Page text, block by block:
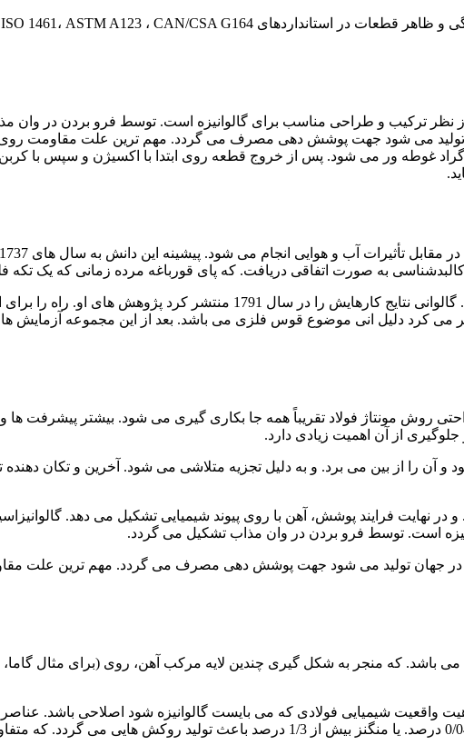
ترکیب و طراحی مناسب برای گالوانیزه است. توسط فرو بردن در وان
بیشتر رویی که در جهان تولید می شود جهت پوشش دهی مصرف می گردد. مهم ترین علت
مورد نظر در وان مذاب روی. با دمای حدود 460 درجه سانتی گراد غوطه ور می شود. پس از خروج قطعه روی ابتدا با
او از این طریق دریافت که فلزات بر روی موجودات زنده اثر الکتروشیمیایی ایجاد می نمایند. گالوانی نتایج
فکر می کرد دلیل انی موضوع قوس فلزی می باشد. بعد از این مجموعه آزمایش
روش مونتاژ فولاد تقریباً همه جا بکاری گیری می شود. بیشتر پیشرفت ها و
از آن اهمیت زیادی دارد.
آن را از بین می برد. و به دلیل تجزیه متلاشی می شود. آخرین و تکان دهنده
فرایند پوشش، آهن با روی پیوند شیمیایی تشکیل می دهد.
است. توسط فرو بردن در وان مذاب تشکیل می گردد.
که کاربرد دارد. بیشتر رویی که در جهان تولید می شود جهت پوشش دهی مصرف می گردد. مهم
باشد. که منجر به شکل گیری چندین لایه مرکب آهن، روی (برای مثال گاما،
شیمیایی فولادی که می بایست گالوانیزه شود اصلاحی باشد. عناصر
است که دارای تأثیر بر روی ساختار روکش می باشد. عناصر کربن از 25%، فسفر بیش از 0/04 درصد. یا منگنز بیش